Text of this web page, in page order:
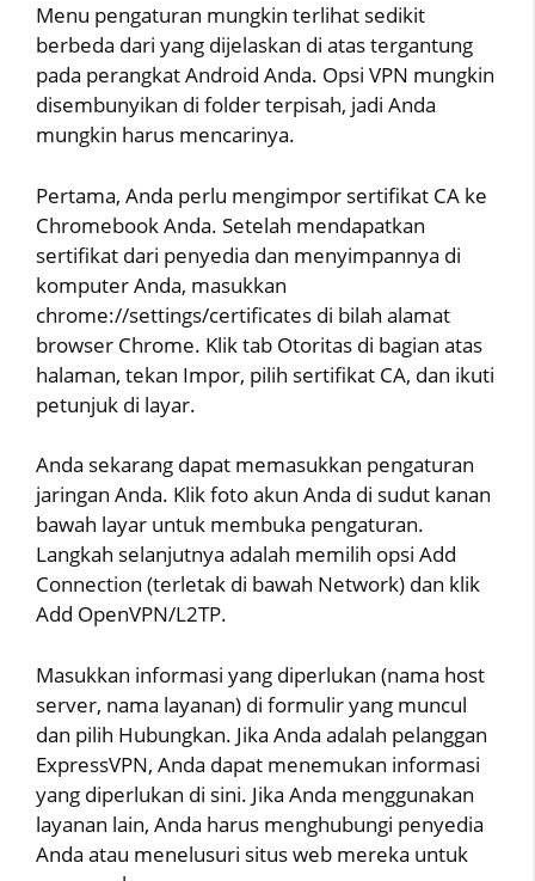
Menu pengaturan mungkin terlihat sedikit
berbeda dari yang dijelaskan di atas tergantung
pada perangkat Android Anda. Opsi VPN mungkin
disembunyikan di folder terpisah, jadi Anda
mungkin harus mencarinya.
Pertama, Anda perlu mengimpor sertifikat CA ke
Chromebook Anda. Setelah mendapatkan
sertifikat dari penyedia dan menyimpannya di
komputer Anda, masukkan
chrome://settings/certificates di bilah alamat
browser Chrome. Klik tab Otoritas di bagian atas
halaman, tekan Impor, pilih sertifikat CA, dan ikuti
petunjuk di layar.
Anda sekarang dapat memasukkan pengaturan
jaringan Anda. Klik foto akun Anda di sudut kanan
bawah layar untuk membuka pengaturan.
Langkah selanjutnya adalah memilih opsi Add
Connection (terletak di bawah Network) dan klik
Add OpenVPN/L2TP.
Masukkan informasi yang diperlukan (nama host
server, nama layanan) di formulir yang muncul
dan pilih Hubungkan. Jika Anda adalah pelanggan
ExpressVPN, Anda dapat menemukan informasi
yang diperlukan di sini. Jika Anda menggunakan
layanan lain, Anda harus menghubungi penyedia
Anda atau menelusuri situs web mereka untuk